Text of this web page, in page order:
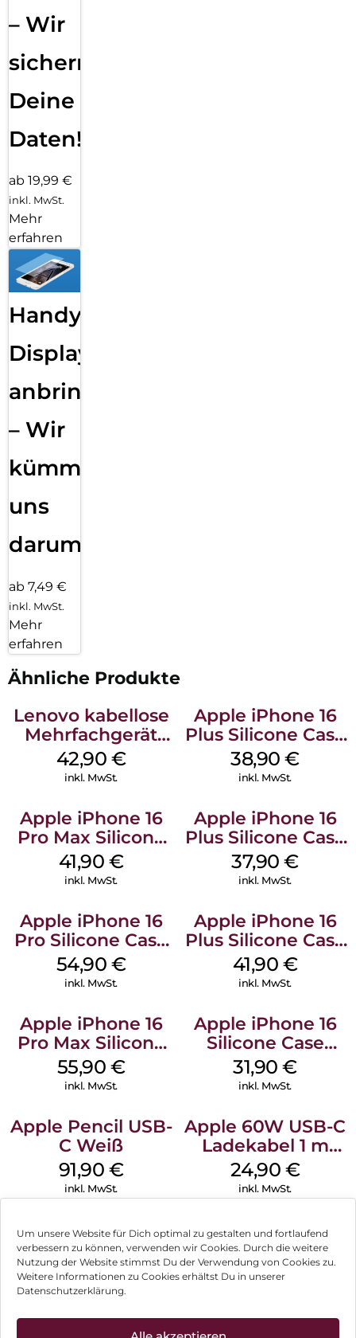
Um unsere Website für Dich optimal zu gestalten und fortlaufend
verbessern zu können, verwenden wir Cookies. Durch die weitere
Nutzung der Website stimmst Du der Verwendung von Cookies zu.
Weitere Informationen zu Cookies erhältst Du in unserer
Datenschutzerklärung.
– Wir
sichern
Deine
Daten!
ab 19,99 €
inkl. MwSt.
Mehr
erfahren
Handy
Displayfolie
anbringen
– Wir
kümmern
uns
darum!
ab 7,49 €
inkl. MwSt.
Mehr
erfahren
Ähnliche Produkte
Lenovo kabellose
Mehrfachgerät
Luna Grey
42,90 €
inkl. MwSt.
Apple iPhone 16
Plus Silicone Case
MagSafe Denim
38,90€
inkl. MwSt.
Apple iPhone 16
Pro Max Silicone
Case MagSafe
Ultramarine
41,90 €
inkl. MwSt.
Apple iPhone 16
Plus Silicone Case
MagSafe Lake
Green
37,90€
inkl. MwSt.
Apple iPhone 16
Pro Silicone Case
MagSafe Black
54,90 €
inkl. MwSt.
Apple iPhone 16
Plus Silicone Case
MagSafe Stone
Gray
41,90 €
inkl. MwSt.
Apple iPhone 16
Pro Max Silicone
Case MagSafe
Stone Gray
55,90 €
inkl. MwSt.
Apple iPhone 16
Silicone Case
MagSafe Fuchsia
31,90€
inkl. MwSt.
Apple Pencil USB-
C Weiß
91,90 €
inkl. MwSt.
Apple 60W USB-C
Ladekabel 1 m
Weiß
24,90 €
inkl. MwSt.
Impressum